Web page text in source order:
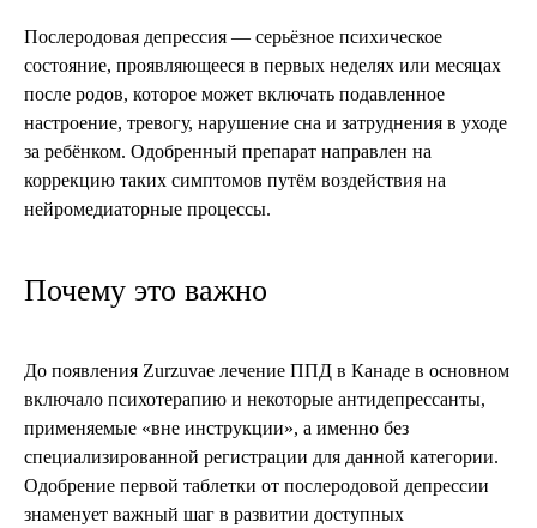
Послеродовая депрессия — серьёзное психическое
состояние, проявляющееся в первых неделях или месяцах
после родов, которое может включать подавленное
настроение, тревогу, нарушение сна и затруднения в уходе
за ребёнком. Одобренный препарат направлен на
коррекцию таких симптомов путём воздействия на
нейромедиаторные процессы.
Почему это важно
До появления Zurzuvae лечение ППД в Канаде в основном
включало психотерапию и некоторые антидепрессанты,
применяемые «вне инструкции», а именно без
специализированной регистрации для данной категории.
Одобрение первой таблетки от послеродовой депрессии
знаменует важный шаг в развитии доступных